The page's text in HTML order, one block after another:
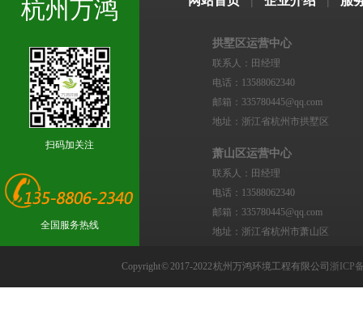
杭州万鸿
扫码加关注
全国服务热线
拱墅区运营中心
联系人：田经理
电话：13588062340
邮箱：335780445@qq.com
地址：浙江省杭州市拱墅区
萧山区运营中心
联系人：田经理
电话：13588062340
邮箱：335780445@qq.com
地址：浙江省杭州市萧山区
Copyright © 2017-2022 杭州万鸿环境工程有限公司浙ICP